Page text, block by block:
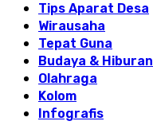
Tips Aparat Desa
Wirausaha
Tepat Guna
Budaya & Hiburan
Olahraga
Kolom
Infografis